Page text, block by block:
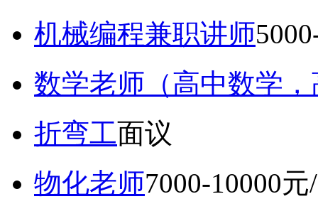
机械编程兼职讲师
数学老师（高中数学
折弯工面议
物化老师7000-10000元